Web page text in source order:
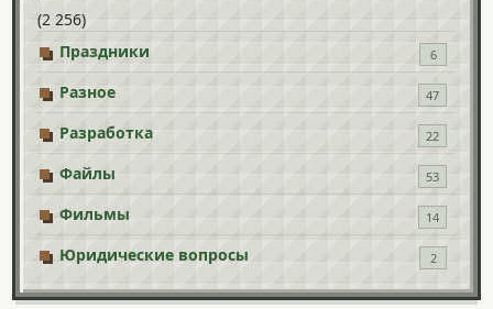
(2 256)
Праздники
6
Разное 47
Разработка 22
Файлы 53
Фильмы 14
Юридические вопросы 2